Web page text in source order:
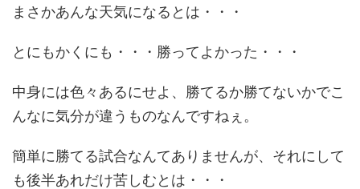
まさかあんな天気になるとは・・・
とにもかくにも・・・勝ってよかった・・・
中身には色々あるにせよ、勝てるか勝てないかでこ
んなに気分が違うものなんですねぇ。
簡単に勝てる試合なんてありませんが、それにして
も後半あれだけ苦しむとは・・・